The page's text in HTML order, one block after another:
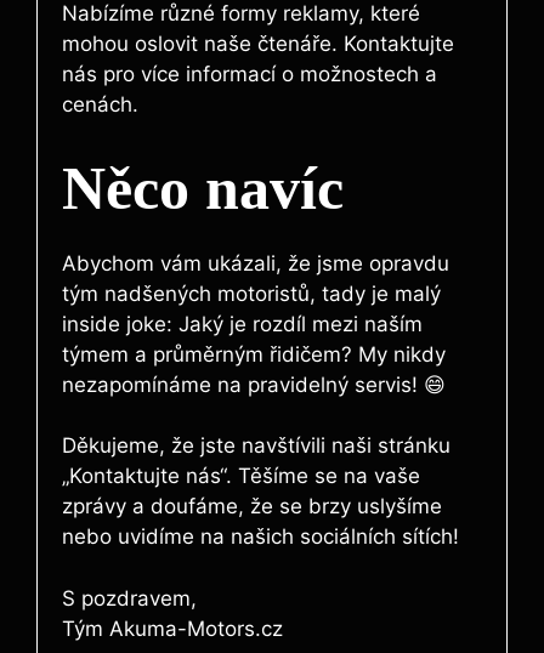
Nabízíme různé formy reklamy, které
mohou oslovit naše čtenáře. Kontaktujte
nás pro více informací o možnostech a
cenách.
Něco navíc
Abychom vám ukázali, že jsme opravdu
tým nadšených motoristů, tady je malý
inside joke: Jaký je rozdíl mezi naším
týmem a průměrným řidičem? My nikdy
nezapomínáme na pravidelný servis! 😄
Děkujeme, že jste navštívili naši stránku
„Kontaktujte nás“. Těšíme se na vaše
zprávy a doufáme, že se brzy uslyšíme
nebo uvidíme na našich sociálních sítích!
S pozdravem,
Tým Akuma-Motors.cz